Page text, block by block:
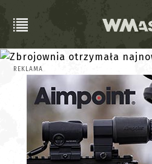
REKLAMA